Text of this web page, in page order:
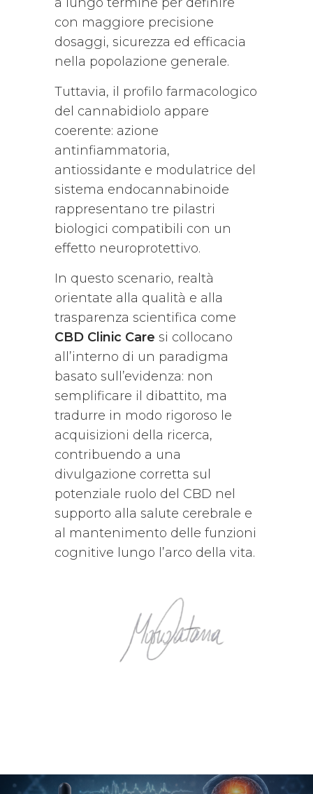
con maggiore precisione
dosaggi, sicurezza ed efficacia
nella popolazione generale.
Tuttavia, il profilo farmacologico
del cannabidiolo appare
coerente: azione
antinfiammatoria,
antiossidante e modulatrice del
sistema endocannabinoide
rappresentano tre pilastri
biologici compatibili con un
effetto neuroprotettivo.
In questo scenario, realtà
orientate alla qualità e alla
trasparenza scientifica come
CBD Clinic Care si collocano
all’interno di un paradigma
basato sull’evidenza: non
semplificare il dibattito, ma
tradurre in modo rigoroso le
acquisizioni della ricerca,
contribuendo a una
divulgazione corretta sul
potenziale ruolo del CBD nel
supporto alla salute cerebrale e
al mantenimento delle funzioni
cognitive lungo l’arco della vita.